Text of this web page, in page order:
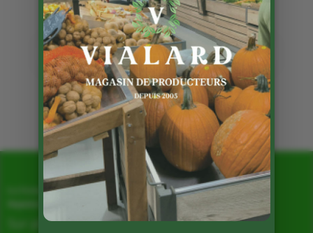
Les plants à la Ferme de Vialard
10 Mai 2022
Page 1 sur 1 1
La Ferme de Vialard
Magasin de producteurs depuis 2005
Sur place, Livraison et Expéditions